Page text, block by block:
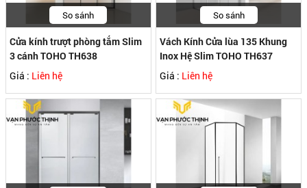
So sánh
Cửa kính trượt phòng tắm Slim
3 cánh TOHO TH638
Giá : Liên hệ
So sánh
Vách Kính Cửa lùa 135 Khung
Inox Hệ Slim TOHO TH637
Giá : Liên hệ